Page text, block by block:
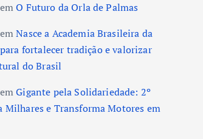
emO Futuro da Orla de Palmas
emNasce a Academia Brasileira da
fortalecer tradição e valorizar
do Brasil
emGigante pela Solidariedade: 2º
Milhares e Transforma Motores em